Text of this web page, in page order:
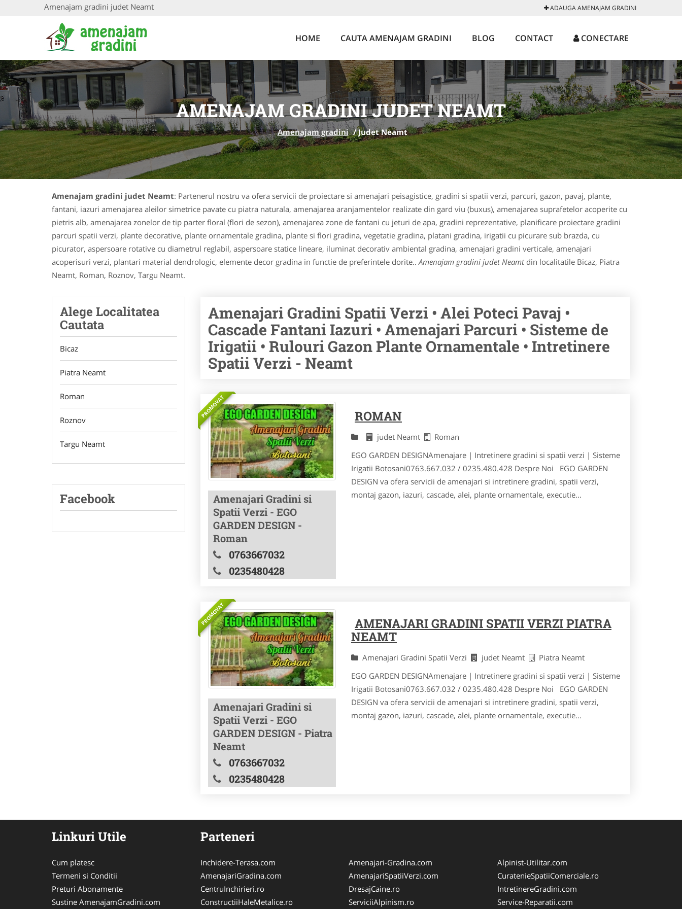
Amenajam gradini judet Neamt ADAUGA AMENAJAM GRADINI
HOME CAUTA AMENAJAM GRADINI BLOG CONTACT CONECTARE
AMENAJAM GRADINI JUDET NEAMT
Amenajam gradini /Judet Neamt
Amenajam gradini judet Neamt: Partenerul nostru va ofera servicii de proiectare si amenajari peisagistice, gradini si spatii verzi, parcuri, gazon, pavaj, plante,
fantani, iazuri amenajarea aleilor simetrice pavate cu piatra naturala, amenajarea aranjamentelor realizate din gard viu (buxus), amenajarea suprafetelor acoperite cu
pietris alb, amenajarea zonelor de tip parter floral (flori de sezon), amenajarea zone de fantani cu jeturi de apa, gradini reprezentative, planificare proiectare gradini
parcuri spatii verzi, plante decorative, plante ornamentale gradina, plante si flori gradina, vegetatie gradina, platani gradina, irigatii cu picurare sub brazda, cu
picurator, aspersoare rotative cu diametrul reglabil, aspersoare statice lineare, iluminat decorativ ambiental gradina, amenajari gradini verticale, amenajari
acoperisuri verzi, plantari material dendrologic, elemente decor gradina in functie de preferintele dorite..Amenajam gradini judet Neamtdin localitatile Bicaz, Piatra
Neamt, Roman, Roznov, Targu Neamt.
Alege Localitatea
Cautata
Bicaz
Piatra Neamt
Roman
Roznov
Targu Neamt
Facebook
Amenajari Gradini Spatii Verzi • Alei Poteci Pavaj •
Cascade Fantani Iazuri • Amenajari Parcuri • Sisteme de
Irigatii • Rulouri Gazon Plante Ornamentale • Intretinere
Spatii Verzi - Neamt
PROMOVAT
Amenajari Gradini si
Spatii Verzi - EGO
GARDEN DESIGN -
Roman
0763667032
0235480428
ROMAN
judet Neamt
Roman
EGO GARDEN DESIGNAmenajare | Intretinere gradini si spatii verzi | Sisteme
Irigatii Botosani0763.667.032 / 0235.480.428 Despre Noi EGO GARDEN
DESIGN va ofera servicii de amenajari si intretinere gradini, spatii verzi,
montaj gazon, iazuri, cascade, alei, plante ornamentale, executie...
PROMOVAT
Amenajari Gradini si
Spatii Verzi - EGO
GARDEN DESIGN - Piatra
Neamt
0763667032
0235480428
AMENAJARI GRADINI SPATII VERZI PIATRA
NEAMT
Amenajari Gradini Spatii Verzi judet Neamt
Piatra Neamt
EGO GARDEN DESIGNAmenajare | Intretinere gradini si spatii verzi | Sisteme
Irigatii Botosani0763.667.032 / 0235.480.428 Despre Noi EGO GARDEN
DESIGN va ofera servicii de amenajari si intretinere gradini, spatii verzi,
montaj gazon, iazuri, cascade, alei, plante ornamentale, executie...
Linkuri Utile
Cum platesc
Termeni si Conditii
Preturi Abonamente
Sustine AmenajamGradini.com
Parteneri
Inchidere-Terasa.com
AmenajariGradina.com
CentruInchirieri.ro
ConstructiiHaleMetalice.ro
Amenajari-Gradina.com
AmenajariSpatiiVerzi.com
DresajCaine.ro
ServiciiAlpinism.ro
Alpinist-Utilitar.com
CuratenieSpatiiComerciale.ro
IntretinereGradini.com
Service-Reparatii.com